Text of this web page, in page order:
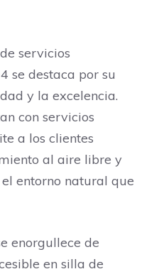
servicios
se destaca por su
y la excelencia.
con servicios
a los clientes
al aire libre y
entorno natural que
enorgullece de
en silla de